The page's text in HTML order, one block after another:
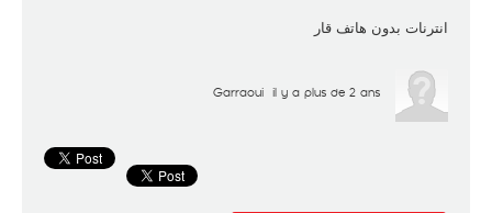
انترنات بدون هاتف قار
Garraoui il y a plus de 2 ans